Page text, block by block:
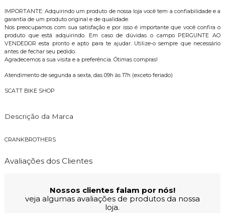
IMPORTANTE: Adquirindo um produto de nossa loja você tem a confiabilidade e a
garantia de um produto original e de qualidade.
Nos preocupamos com sua satisfação e por isso é importante que você confira o
produto que está adquirindo. Em caso de dúvidas o campo PERGUNTE AO
VENDEDOR esta pronto e apto para te ajudar. Utilize-o sempre que necessário
antes de fechar seu pedido.
Agradecemos a sua visita e a preferência. Ótimas compras!
Atendimento de segunda a sexta, das 09h às 17h (exceto feriado)
SCATT BIKE SHOP
Descrição da Marca
CRANKBROTHERS
Avaliações dos Clientes
Nossos clientes falam por nós!
veja algumas avaliações de produtos da nossa
loja.